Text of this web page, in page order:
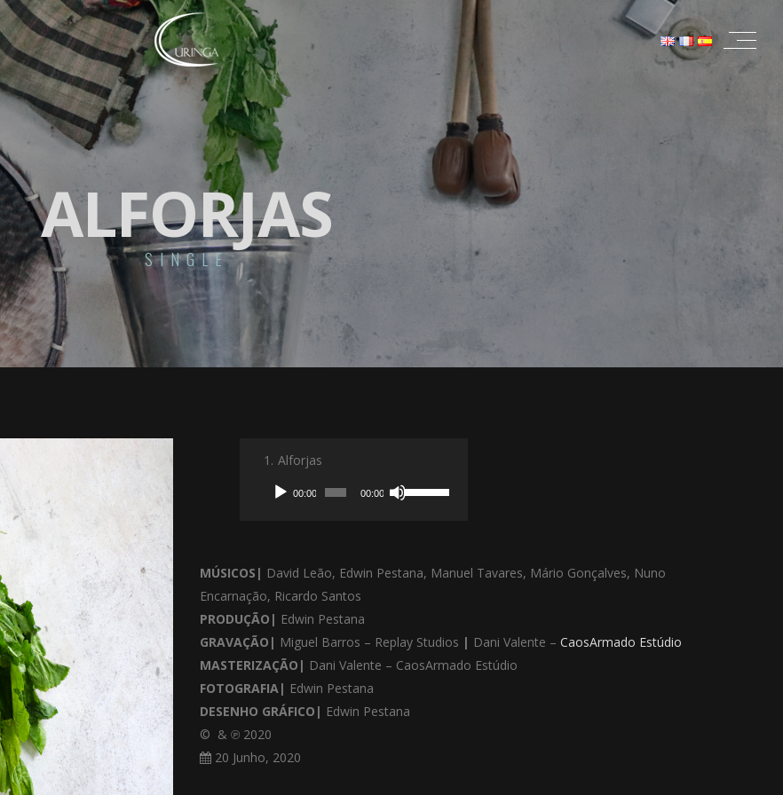
ALFORJAS
SINGLE
1. Alforjas
Reprodutor
00:00 00:00
Use
para
diminuir
o
MÚSICOS| David Leão, Edwin Pestana, Manuel Tavares, Mário Gonçalves, Nuno
Encarnação, Ricardo Santos
PRODUÇÃO| Edwin Pestana
GRAVAÇÃO| Miguel Barros – Replay Studios | Dani Valente – CaosArmado Estúdio
MASTERIZAÇÃO| Dani Valente – CaosArmado Estúdio
FOTOGRAFIA| Edwin Pestana
DESENHO GRÁFICO| Edwin Pestana
© & ℗ 2020
20 Junho, 2020